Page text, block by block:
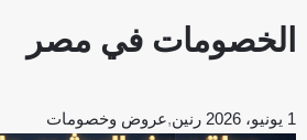
الخصومات في مصر
1 يونيو، 2026 رنين,عروض وخصومات